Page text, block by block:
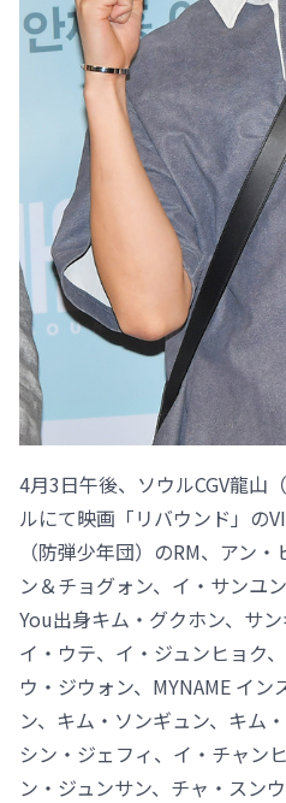
4月3日午後、ソウルCGV龍山
ルにて映画「リバウンド」の
（防弾少年団）のRM、アン
ン＆チョグォン、イ・サンユ
You出身キム・グクホン、サン
イ・ウテ、イ・ジュンヒョク
ウ・ジウォン、MYNAME イ
ン、キム・ソンギュン、キム
シン・ジェフィ、イ・チャン
ン・ジュンサン、チャ・スン